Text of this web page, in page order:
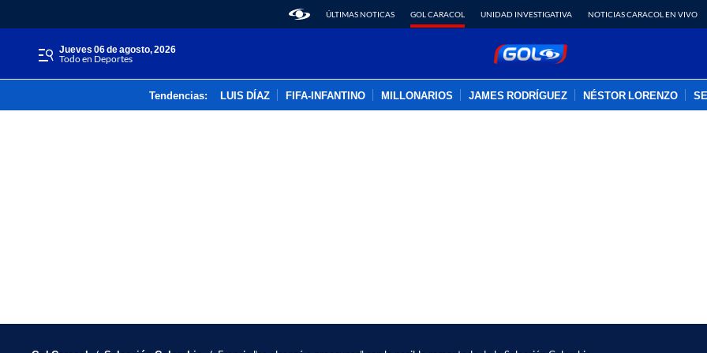
ÚLTIMAS NOTICAS GOL CARACOL UNIDAD INVESTIGATIVA NOTICIAS CARACOL EN VIVO
jueves 06 de agosto, 2026
Todo en Deportes
Tendencias: LUIS DÍAZ FIFA-INFANTINO MILLONARIOS JAMES RODRÍGUEZ NÉSTOR LORENZO